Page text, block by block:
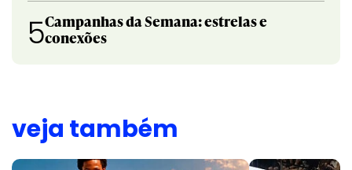
5Campanhas da Semana: estrelas e
conexões
veja também